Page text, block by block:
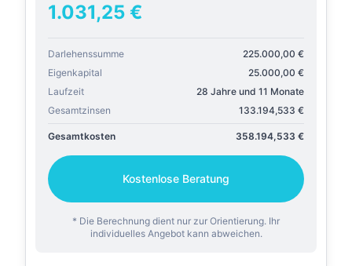
1.031,25 €
Darlehenssumme 225.000,00 €
Eigenkapital
25.000,00 €
Laufzeit
28 Jahre und 11 Monate
Gesamtzinsen
133.194,533 €
Gesamtkosten 358.194,533 €
Kostenlose Beratung
* Die Berechnung dient nur zur Orientierung. Ihr
individuelles Angebot kann abweichen.